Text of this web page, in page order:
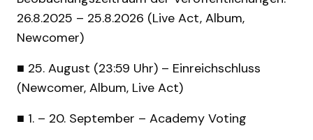
26.8.2025 – 25.8.2026 (Live Act, Album,
Newcomer)
■ 25. August (23:59 Uhr) – Einreichschluss
(Newcomer, Album, Live Act)
■ 1. – 20. September – Academy Voting